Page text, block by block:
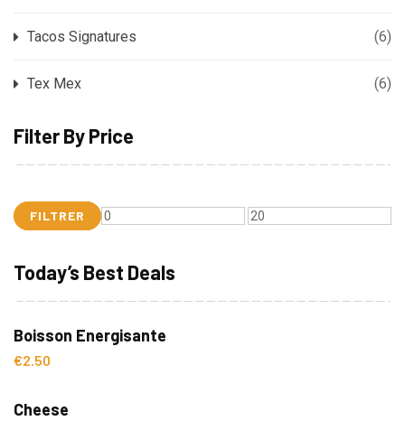
Tacos Signatures (6)
Tex Mex (6)
Filter By Price
Prix Prix
FILTRER
Today’s Best Deals
Boisson Energisante
€2.50
Cheese